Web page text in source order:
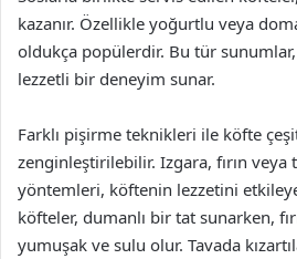
kazanır. Özellikle yoğurtlu veya
oldukça popülerdir. Bu tür sunumlar,
lezzetli bir deneyim sunar.
Farklı pişirme teknikleri ile köfte
zenginleştirilebilir. Izgara, fırın veya
yöntemleri, köftenin lezzetini
köfteler, dumanlı bir tat sunarken,
yumuşak ve sulu olur. Tavada